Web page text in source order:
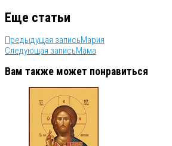
Еще статьи
Предыдущая записьМария
Следующая записьМама
Вам также может понравиться